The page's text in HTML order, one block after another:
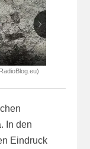
In den
Eindruck